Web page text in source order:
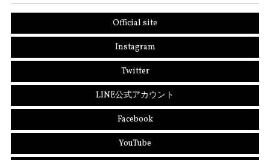
Official site
Instagram
Twitter
LINE公式アカウント
Facebook
YouTube